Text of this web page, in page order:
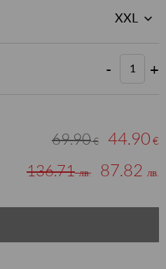
- +
69.90€ 44.90 €
136.71лв. 87.82 лв.